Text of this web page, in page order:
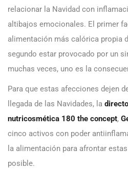
relacionar la Navidad con
altibajos emocionales. El primer
alimentación más calórica propia
segundo estar provocado por un
muchas veces, uno es la
Para que estas afecciones dejen
llegada de las Navidades, la
nutricosmética 180 the concept,
cinco activos con poder
la alimentación para afrontar
posible.